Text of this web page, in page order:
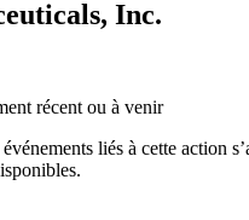
Inc.
récent ou à venir
liés à cette action